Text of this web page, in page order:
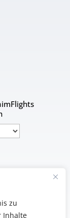
zu
Inhalte